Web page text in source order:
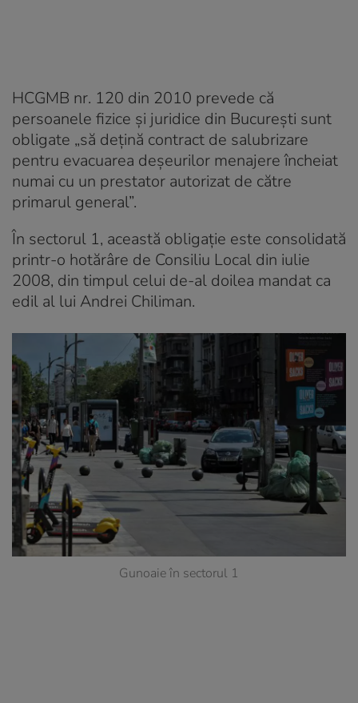
HCGMB nr. 120 din 2010 prevede că
persoanele fizice şi juridice din Bucureşti sunt
obligate „să dețină contract de salubrizare
pentru evacuarea deșeurilor menajere încheiat
numai cu un prestator autorizat de către
primarul general”.
În sectorul 1, această obligaţie este consolidată
printr-o hotărâre de Consiliu Local din iulie
2008, din timpul celui de-al doilea mandat ca
edil al lui Andrei Chiliman.
Gunoaie în sectorul 1